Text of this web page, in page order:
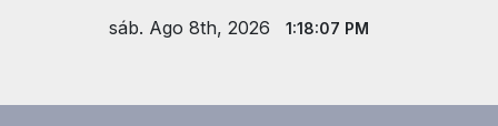
sáb. Ago 8th, 2026 1:18:08 PM